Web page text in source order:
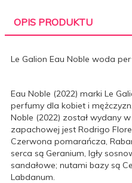
OPIS PRODUKTU
Le Galion Eau Noble woda
Eau Noble (2022) marki Le
perfumy dla kobiet i
Noble (2022) został wydany
zapachowej jest Rodrigo
Czerwona pomarańcza,
serca są Geranium, Igły
sandałowe; nutami bazy są
Labdanum.